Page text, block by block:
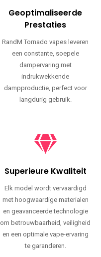
Geoptimaliseerde
Prestaties
RandM Tornado vapes leveren
een constante, soepele
dampervaring met
indrukwekkende
dampproductie, perfect voor
langdurig gebruik.
Superieure Kwaliteit
Elk model wordt vervaardigd
met hoogwaardige materialen
en geavanceerde technologie
om betrouwbaarheid, veiligheid
en een optimale vape-ervaring
te garanderen.